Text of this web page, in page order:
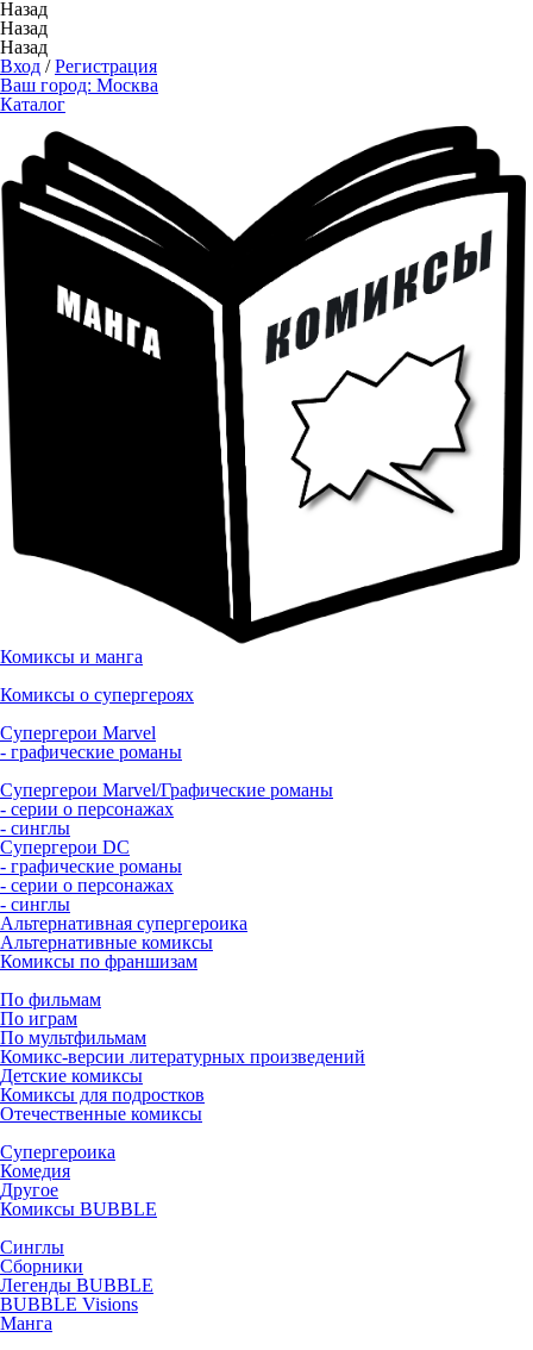
Назад
Назад
Назад
Вход /Регистрация
Ваш город: Москва
Каталог
Комиксы и манга
Комиксы о супергероях
Супергерои Marvel
- графические романы
Супергерои Marvel/Графические романы
- серии о персонажах
- синглы
Супергерои DC
- графические романы
- серии о персонажах
- синглы
Альтернативная супергероика
Альтернативные комиксы
Комиксы по франшизам
По фильмам
По играм
По мультфильмам
Комикс-версии литературных произведений
Детские комиксы
Комиксы для подростков
Отечественные комиксы
Супергероика
Комедия
Другое
Комиксы BUBBLE
Синглы
Сборники
Легенды BUBBLE
BUBBLE Visions
Манга